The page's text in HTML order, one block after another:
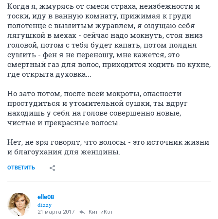
Когда я, жмурясь от смеси страха, неизбежности и
тоски, иду в ванную комнату, прижимая к груди
полотенце с вышитым журавлем, я ощущаю себя
лягушкой в мехах - сейчас надо мокнуть, стоя вниз
головой, потом с тебя будет капать, потом полдня
сушить - фен я не переношу, мне кажется, это
смертный газ для волос, приходится ходить по кухне,
где открыта духовка...
Но зато потом, после всей мокроты, опасности
простудиться и утомительной сушки, ты вдруг
находишь у себя на голове совершенно новые,
чистые и прекрасные волосы.
Нет, не зря говорят, что волосы - это источник жизни
и благоухания для женщины.
ОТВЕТИТЬ
elle08
dizzy
21 марта 2017 КиттиКэт